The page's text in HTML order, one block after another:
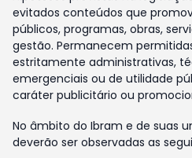
evitados conteúdos que
públicos, programas, obras,
gestão. Permanecem
estritamente administrativas,
emergenciais ou de utilidade
caráter publicitário ou
No âmbito do Ibram e de suas
deverão ser observadas as